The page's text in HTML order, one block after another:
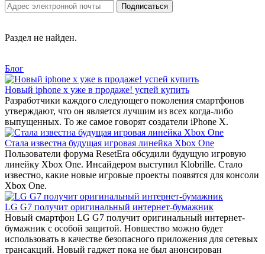
Раздел не найден.
Блог
Новый iphone x уже в продаже! успей купить
Разработчики каждого следующего поколения смартфонов
утверждают, что он является лучшим из всех когда-либо
выпущенных. То же самое говорят создатели iPhone X.
Стала известна будущая игровая линейка Xbox One
Пользователи форума ResetEra обсудили будущую игровую
линейку Xbox One. Инсайдером выступил Klobrille. Стало
известно, какие новые игровые проекты появятся для консоли
Xbox One.
LG G7 получит оригинальный интернет-бумажник
Новый смартфон LG G7 получит оригинальный интернет-
бумажник с особой защитой. Новшество можно будет
использовать в качестве безопасного приложения для сетевых
трансакций. Новый гаджет пока не был анонсирован